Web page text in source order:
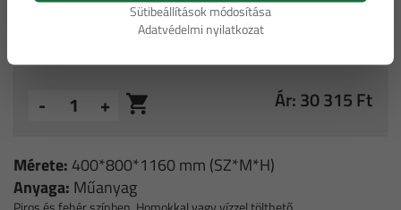
- + Ár: 30 315 Ft
Mérete: 400*800*1160 mm (SZ*M*H)
Anyaga: Műanyag
Sütibeállítások módosítása
Adatvédelmi nyilatkozat